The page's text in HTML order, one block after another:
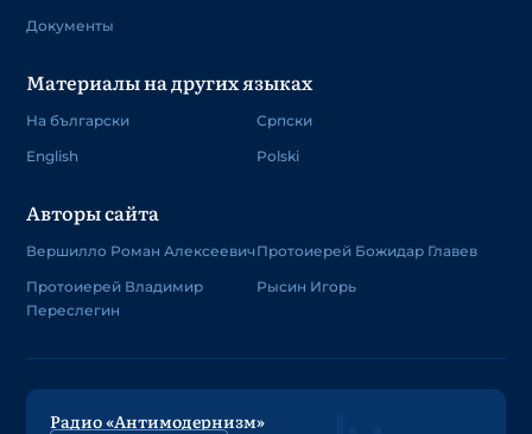
Документы
Материалы на других языках
На български
English
Српски
Polski
Авторы сайта
Вершилло Роман Алексеевич
Протоиерей Владимир
Переслегин
Протоиерей Божидар Главев
Рысин Игорь
Радио «Антимодернизм»